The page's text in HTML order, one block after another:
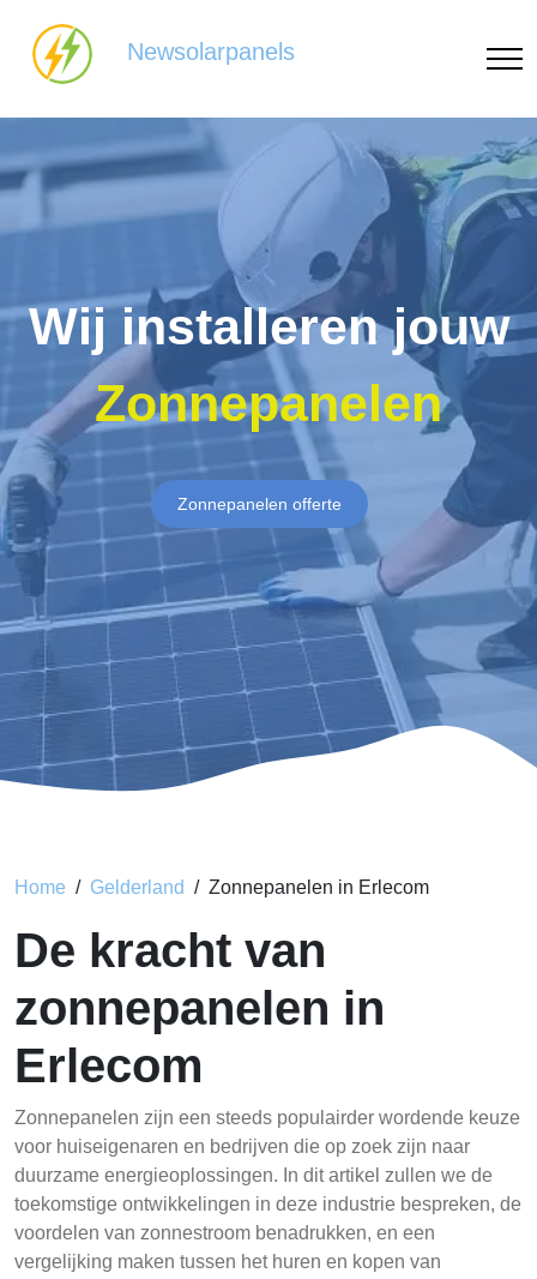
Newsolarpanels
Wij installeren jouw
Zonnepanelen
Zonnepanelen offerte
Home Gelderland Zonnepanelen in Erlecom
De kracht van
zonnepanelen in
Erlecom
Zonnepanelen zijn een steeds populairder wordende keuze
voor huiseigenaren en bedrijven die op zoek zijn naar
duurzame energieoplossingen. In dit artikel zullen we de
toekomstige ontwikkelingen in deze industrie bespreken, de
voordelen van zonnestroom benadrukken, en een
vergelijking maken tussen het huren en kopen van